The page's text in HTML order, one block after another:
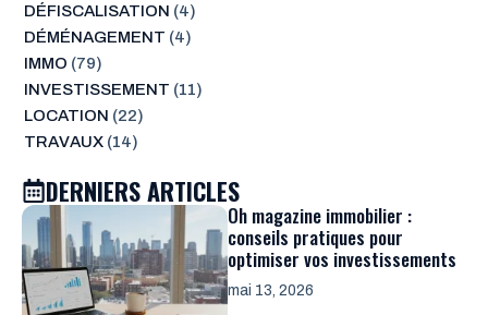
DÉFISCALISATION (4)
DÉMÉNAGEMENT (4)
IMMO (79)
INVESTISSEMENT (11)
LOCATION (22)
TRAVAUX(14)
DERNIERS ARTICLES
Oh magazine immobilier :
conseils pratiques pour
optimiser vos investissements
mai 13, 2026